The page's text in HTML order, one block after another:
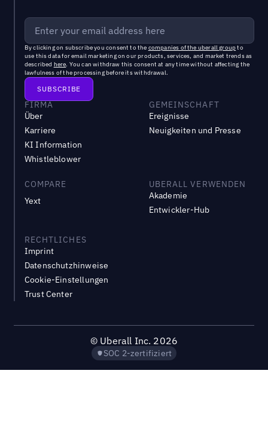
By clicking on subscribe you consent to the companies of the uberall groupto
use this data for email marketing on our products, services, and market trends as
described here. You can withdraw this consent at any time without affecting the
lawfulness of the processing before its withdrawal.
FIRMA
Über
Karriere
KI Information
Whistleblower
GEMEINSCHAFT
Ereignisse
Neuigkeiten und Presse
COMPARE
Yext
UBERALL VERWENDEN
Akademie
Entwickler-Hub
RECHTLICHES
Imprint
Datenschutzhinweise
Cookie-Einstellungen
Trust Center
© Uberall Inc. 2026
SOC 2-zertifiziert